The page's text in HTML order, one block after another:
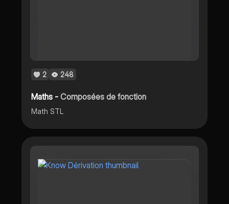
2 248
Maths -Composées de fonction
Math STL